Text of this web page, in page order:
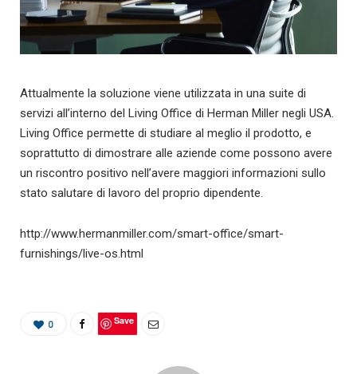
Attualmente la soluzione viene utilizzata in una suite di
servizi all’interno del Living Office di Herman Miller negli USA.
Living Office permette di studiare al meglio il prodotto, e
soprattutto di dimostrare alle aziende come possono avere
un riscontro positivo nell’avere maggiori informazioni sullo
stato salutare di lavoro del proprio dipendente.
http://www.hermanmiller.com/smart-office/smart-
furnishings/live-os.html
0 Save